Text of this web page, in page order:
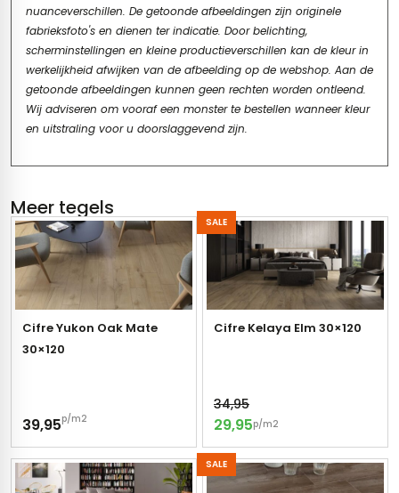
nuanceverschillen. De getoonde afbeeldingen zijn originele
fabrieksfoto's en dienen ter indicatie. Door belichting,
scherminstellingen en kleine productieverschillen kan de kleur in
werkelijkheid afwijken van de afbeelding op de webshop. Aan de
getoonde afbeeldingen kunnen geen rechten worden ontleend.
Wij adviseren om vooraf een monster te bestellen wanneer kleur
en uitstraling voor u doorslaggevend zijn.
Meer tegels
Cifre Yukon Oak Mate
30×120
39,95p/m2
SALE
Cifre Kelaya Elm 30×120
34,95
29,95p/m2
SALE